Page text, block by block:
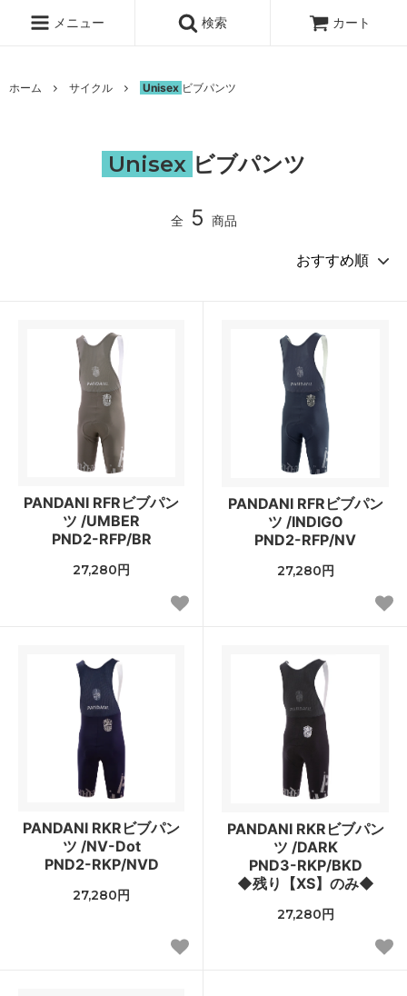
メニュー 検索 カート
ホーム サイクル Unisex ビブパンツ
Unisex ビブパンツ
全 5 商品
PANDANI RFRビブパン
ツ /UMBER
PND2-RFP/BR
27,280円
PANDANI RFRビブパン
ツ /INDIGO
PND2-RFP/NV
27,280円
PANDANI RKRビブパン
ツ /NV-Dot
PND2-RKP/NVD
27,280円
PANDANI RKRビブパン
ツ /DARK
PND3-RKP/BKD
◆残り【XS】のみ◆
27,280円